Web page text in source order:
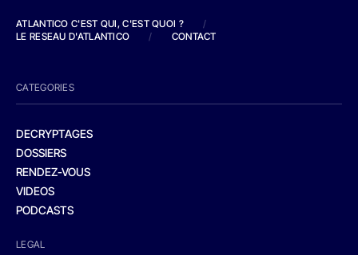
ATLANTICO C'EST QUI, C'EST QUOI ?
/
LE RESEAU D'ATLANTICO
/ CONTACT
CATEGORIES
DECRYPTAGES
DOSSIERS
RENDEZ-VOUS
VIDEOS
PODCASTS
LEGAL